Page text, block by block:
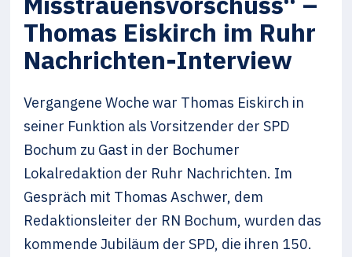
Thomas Eiskirch im Ruhr
Nachrichten-Interview
Vergangene Woche war Thomas Eiskirch in
seiner Funktion als Vorsitzender der SPD
Bochum zu Gast in der Bochumer
Lokalredaktion der Ruhr Nachrichten. Im
Gespräch mit Thomas Aschwer, dem
Redaktionsleiter der RN Bochum, wurden das
kommende Jubiläum der SPD, die ihren 150.